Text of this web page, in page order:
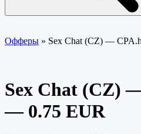
Офферы » Sex Chat (CZ) —
Sex Chat (CZ)
— 0.75 EUR